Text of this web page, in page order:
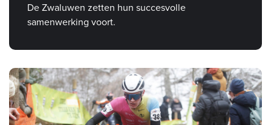
De Zwaluwen zetten hun succesvolle
samenwerking voort.